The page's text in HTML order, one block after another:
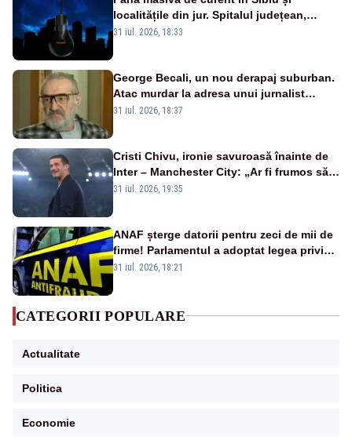
localitățile din jur. Spitalul județean,
semafoarele, rețelele de telefonie, grav
31 iul. 2026, 18:33
George Becali, un nou derapaj suburban.
Atac murdar la adresa unui jurnalist
sportiv – AUDIO
31 iul. 2026, 18:37
Cristi Chivu, ironie savuroasă înainte de
Inter – Manchester City: „Ar fi frumos să
mai cumpărați și de la noi”
31 iul. 2026, 19:35
ANAF șterge datorii pentru zeci de mii de
firme! Parlamentul a adoptat legea privind
amnistia fiscală
31 iul. 2026, 18:21
CATEGORII POPULARE
Actualitate
Politica
Economie